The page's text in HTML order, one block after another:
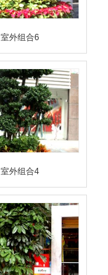
室外组合6
室外组合4